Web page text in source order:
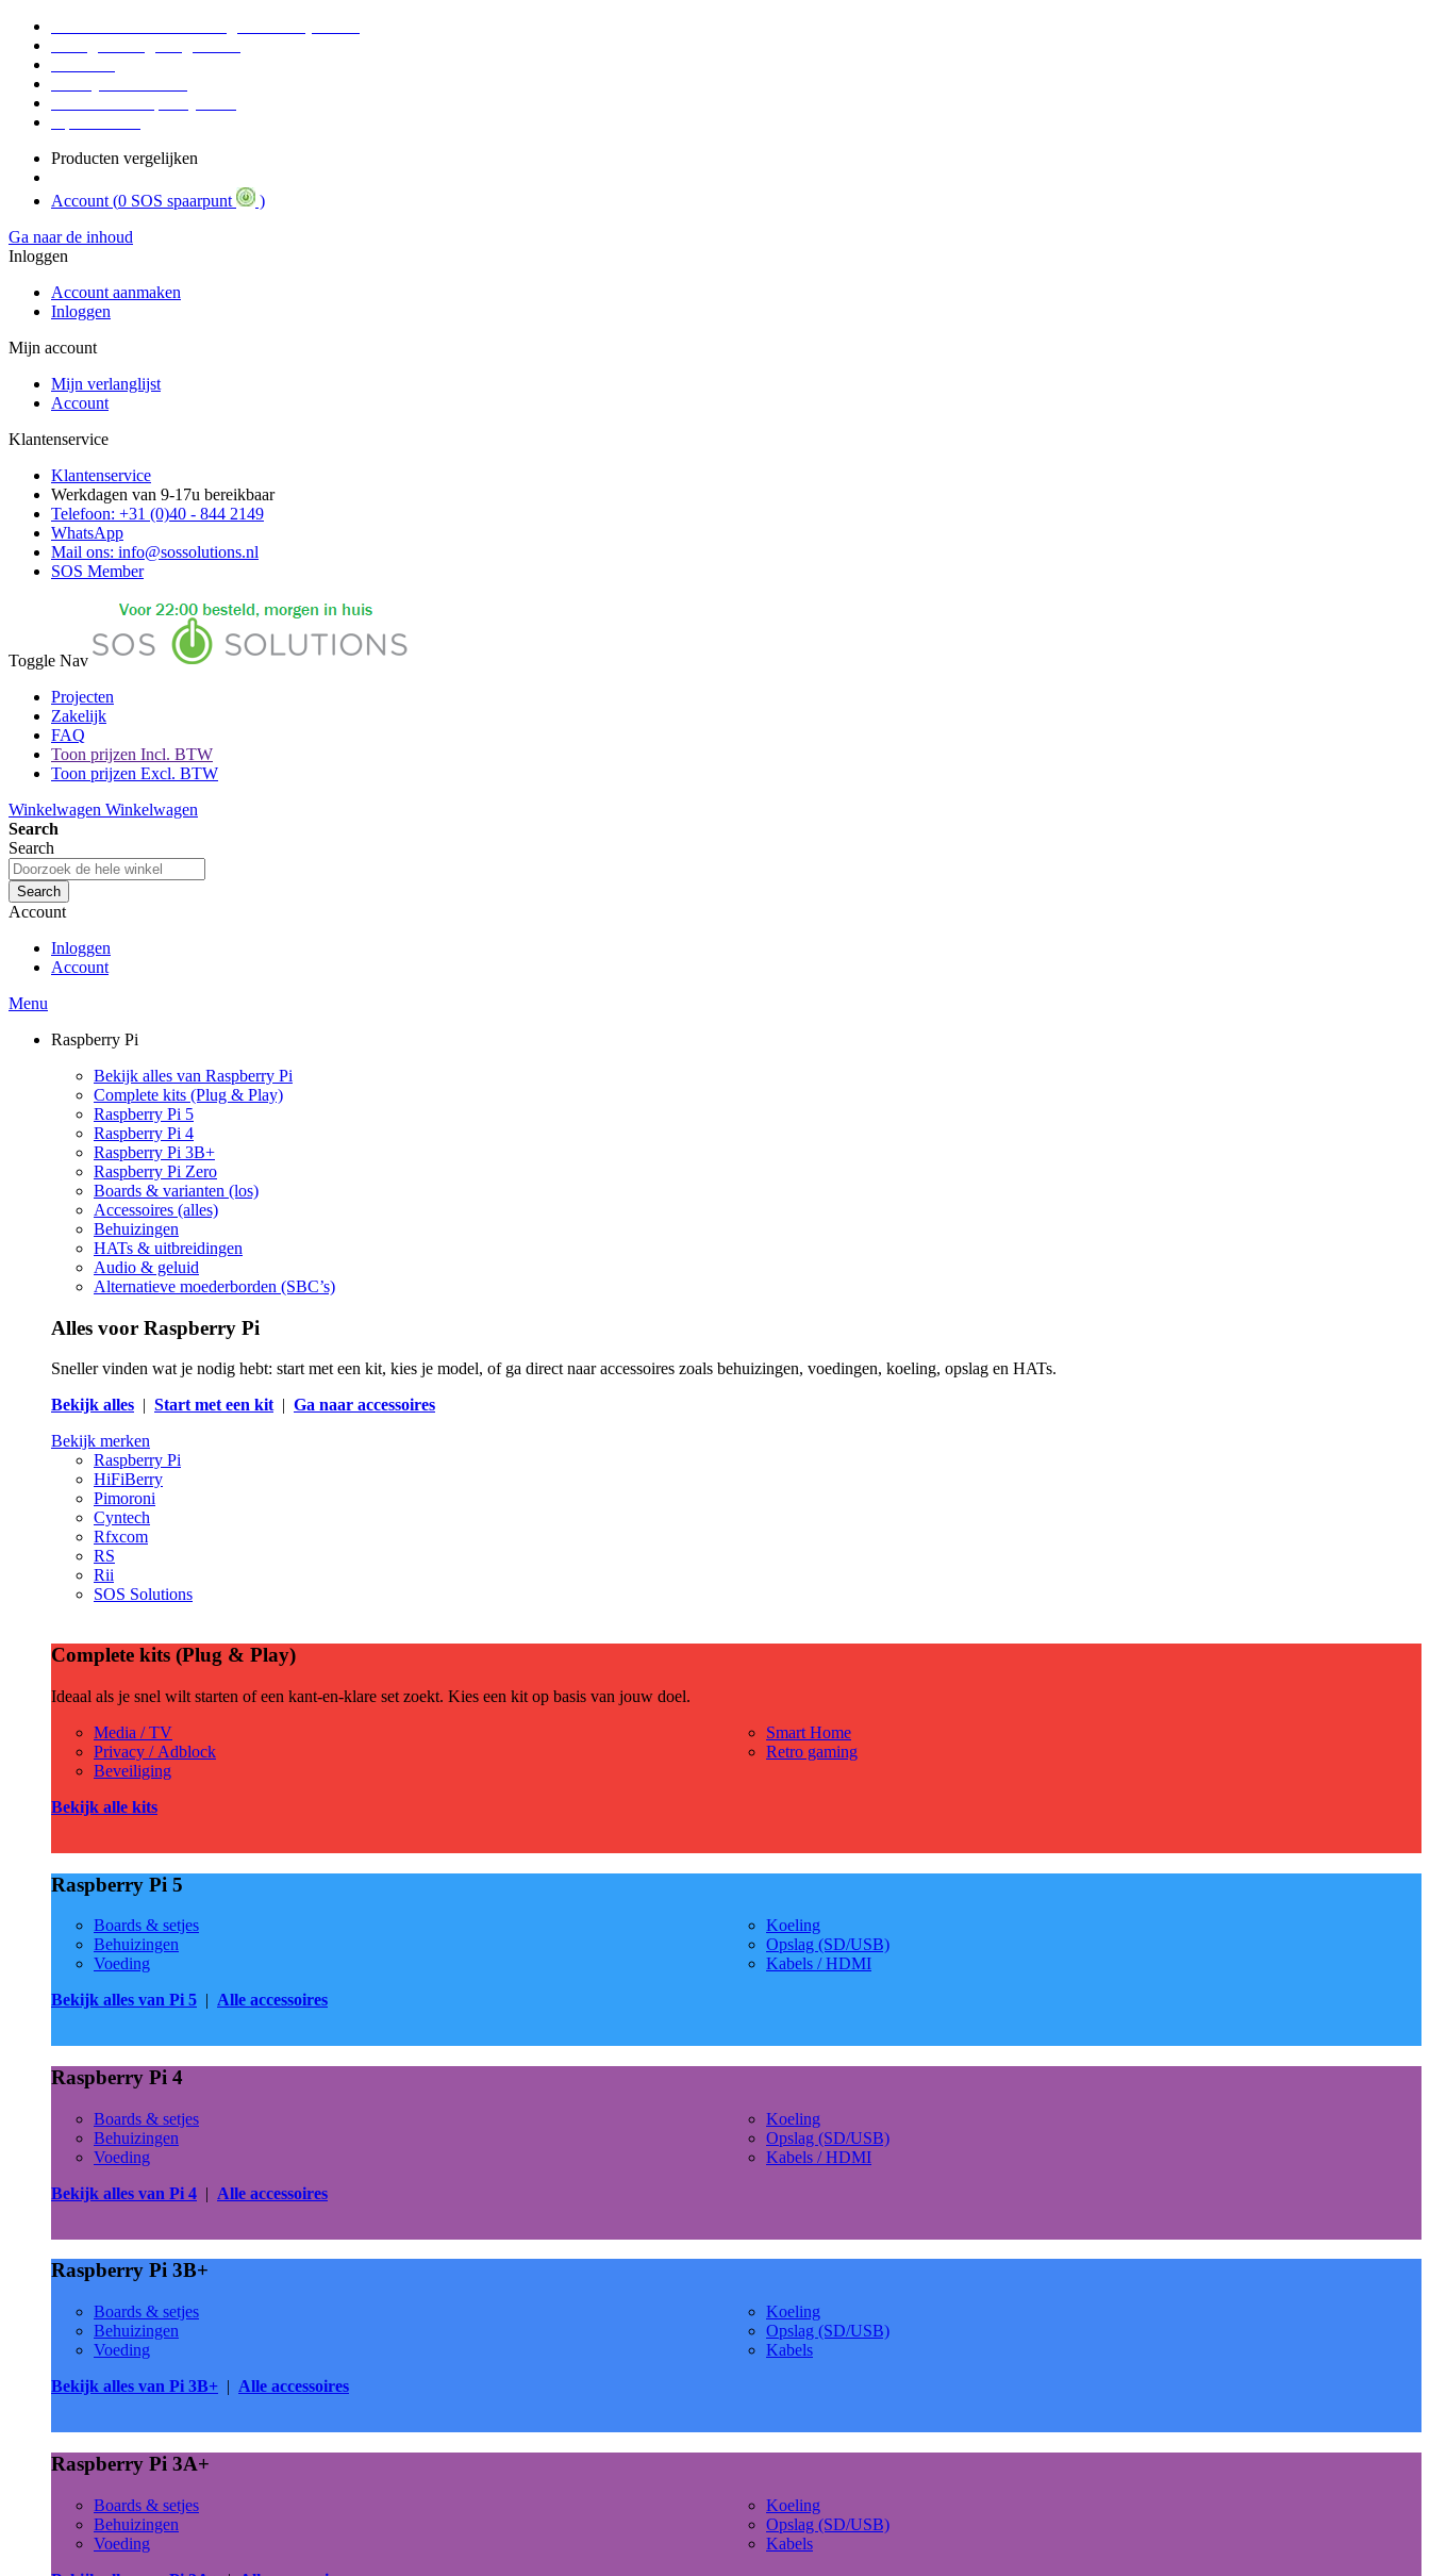
Producten vergelijken
Account (0 SOS spaarpunt
)
Ga naar de inhoud
Inloggen
Account aanmaken
Inloggen
Mijn account
Mijn verlanglijst
Account
Klantenservice
Klantenservice
Werkdagen van 9-17u bereikbaar
Telefoon: +31 (0)40 - 844 2149
WhatsApp
Mail ons: info@sossolutions.nl
SOS Member
Toggle Nav
Projecten
Zakelijk
FAQ
Toon prijzen Incl. BTW
Toon prijzen Excl. BTW
Winkelwagen Winkelwagen
Search
Search
Search
Account
Inloggen
Account
Menu
Raspberry Pi
Bekijk alles van Raspberry Pi
Complete kits (Plug & Play)
Raspberry Pi 5
Raspberry Pi 4
Raspberry Pi 3B+
Raspberry Pi Zero
Boards & varianten (los)
Accessoires (alles)
Behuizingen
HATs & uitbreidingen
Audio & geluid
Alternatieve moederborden (SBC’s)
Alles voor Raspberry Pi
Sneller vinden wat je nodig hebt: start met een kit, kies je model, of ga direct naar accessoires zoals behuizingen, voedingen, koeling, opslag en HATs.
Bekijk alles | Start met een kit| Ga naar accessoires
Bekijk merken
Raspberry Pi
HiFiBerry
Pimoroni
Cyntech
Rfxcom
RS
Rii
SOS Solutions
Complete kits (Plug & Play)
Ideaal als je snel wilt starten of een kant-en-klare set zoekt. Kies een kit op basis van jouw doel.
Media / TV
Privacy / Adblock
Beveiliging
Smart Home
Retro gaming
Bekijk alle kits
Raspberry Pi 5
Boards & setjes
Behuizingen
Voeding
Koeling
Opslag (SD/USB)
Kabels / HDMI
Bekijk alles van Pi 5 | Alle accessoires
Raspberry Pi 4
Boards & setjes
Behuizingen
Voeding
Koeling
Opslag (SD/USB)
Kabels / HDMI
Bekijk alles van Pi 4 | Alle accessoires
Raspberry Pi 3B+
Boards & setjes
Behuizingen
Voeding
Koeling
Opslag (SD/USB)
Kabels
Bekijk alles van Pi 3B+ | Alle accessoires
Raspberry Pi 3A+
Boards & setjes
Behuizingen
Voeding
Koeling
Opslag (SD/USB)
Kabels